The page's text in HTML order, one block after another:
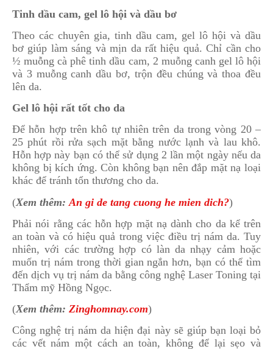
Tinh dầu cam, gel lô hội và dầu bơ
Theo các chuyên gia, tinh dầu cam, gel lô hội và dầu
bơ giúp làm sáng và mịn da rất hiệu quả. Chỉ cần cho
½ muỗng cà phê tinh dầu cam, 2 muỗng canh gel lô hội
và 3 muỗng canh dầu bơ, trộn đều chúng và thoa đều
lên da.
Gel lô hội rất tốt cho da
Để hỗn hợp trên khô tự nhiên trên da trong vòng 20 –
25 phút rồi rửa sạch mặt bằng nước lạnh và lau khô.
Hỗn hợp này bạn có thể sử dụng 2 lần một ngày nếu da
không bị kích ứng. Còn không bạn nên đắp mặt nạ loại
khác để tránh tổn thương cho da.
(Xem thêm:An gi de tang cuong he mien dich?)
Phải nói rằng các hỗn hợp mặt nạ dành cho da kể trên
an toàn và có hiệu quả trong việc điều trị nám da. Tuy
nhiên, với các trường hợp có làn da nhạy cảm hoặc
muốn trị nám trong thời gian ngắn hơn, bạn có thể tìm
đến dịch vụ trị nám da bằng công nghệ Laser Toning tại
Thẩm mỹ Hồng Ngọc.
(Xem thêm: Zinghomnay.com)
Công nghệ trị nám da hiện đại này sẽ giúp bạn loại bỏ
các vết nám một cách an toàn, không để lại sẹo và